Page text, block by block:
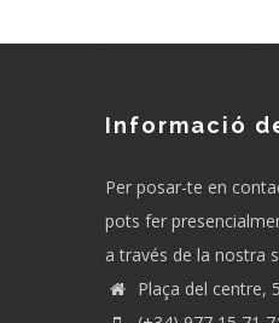
Informació
Per posar-te en
pots fer
a través de la nostra
Plaça del centre,